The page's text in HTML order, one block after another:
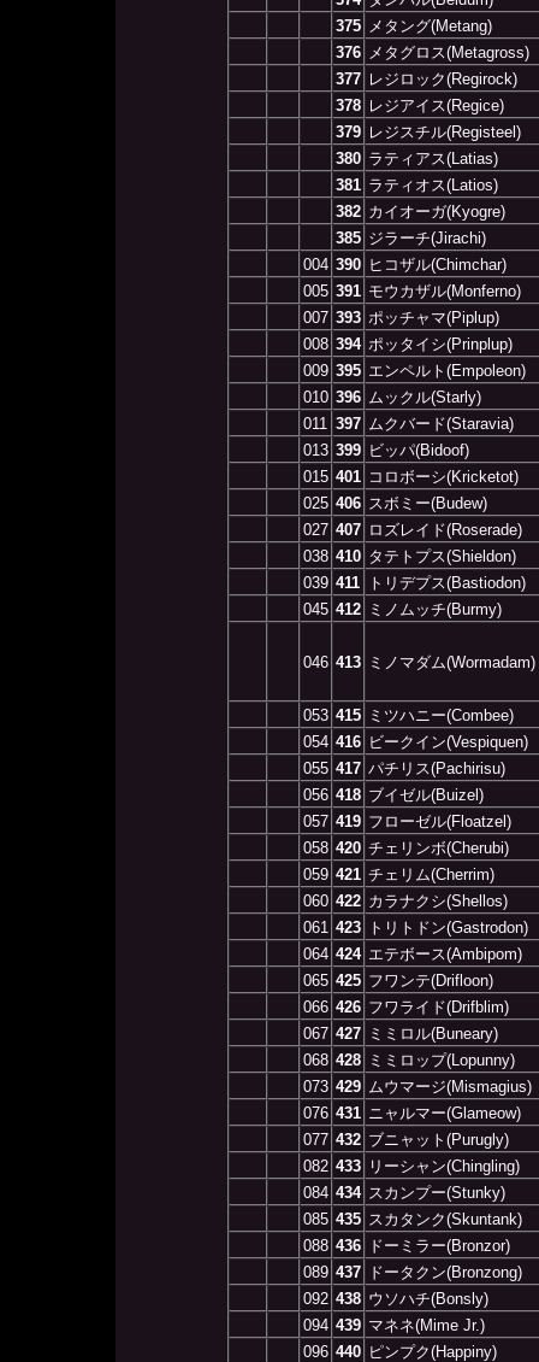
375
メタング(Metang)
376
メタグロス(Metagross)
377 レジロック(Regirock)
378 レジアイス(Regice)
379 レジスチル(Registeel)
380 ラティアス(Latias)
381 ラティオス(Latios)
382 カイオーガ(Kyogre)
385 ジラーチ(Jirachi)
004 390 ヒコザル(Chimchar)
005 391 モウカザル(Monferno)
007 393 ポッチャマ(Piplup)
008 394 ポッタイシ(Prinplup)
009 395 エンペルト(Empoleon)
010 396 ムックル(Starly)
011 397 ムクバード(Staravia)
013 399 ビッパ(Bidoof)
015 401 コロボーシ(Kricketot)
025 406 スボミー(Budew)
027 407 ロズレイド(Roserade)
038 410 タテトプス(Shieldon)
039 411
トリデプス(Bastiodon)
045 412 ミノムッチ(Burmy)
046 413 ミノマダム(Wormadam)
053 415
ミツハニー(Combee)
054 416 ビークイン(Vespiquen)
055 417 パチリス(Pachirisu)
056 418 ブイゼル(Buizel)
057 419 フローゼル(Floatzel)
058 420 チェリンボ(Cherubi)
059 421 チェリム(Cherrim)
060 422 カラナクシ(Shellos)
061 423
トリトドン(Gastrodon)
064 424 エテボース(Ambipom)
065 425 フワンテ(Drifloon)
066 426 フワライド(Drifblim)
067 427
ミミロル(Buneary)
068 428
ミミロップ(Lopunny)
073 429 ムウマージ(Mismagius)
076 431 ニャルマー(Glameow)
077 432 ブニャット(Purugly)
082 433
リーシャン(Chingling)
084 434 スカンプー(Stunky)
085 435 スカタンク(Skuntank)
088 436
ドーミラー(Bronzor)
089 437
ドータクン(Bronzong)
092 438 ウソハチ(Bonsly)
094 439 マネネ(Mime Jr.)
096 440 ピンプク(Happiny)